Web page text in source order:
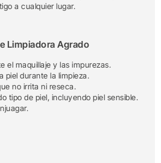
a cualquier lugar.
Limpiadora Agrado
el maquillaje y las impurezas.
piel durante la limpieza.
no irrita ni reseca.
tipo de piel, incluyendo piel sensible.